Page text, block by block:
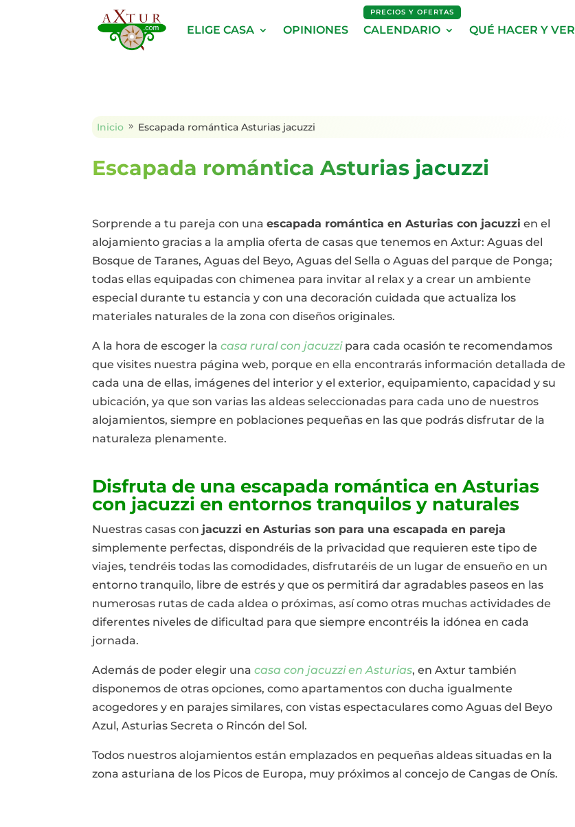
ELIGE CASA OPINIONES
PRECIOS Y OFERTAS
CALENDARIO QUÉ HACER Y VER
Inicio 9 Escapada romántica Asturias jacuzzi
Escapada romántica Asturias jacuzzi
Sorprende a tu pareja con unaescapada romántica en Asturias con jacuzzi en el
alojamiento gracias a la amplia oferta de casas que tenemos en Axtur: Aguas del
Bosque de Taranes, Aguas del Beyo, Aguas del Sella o Aguas del parque de Ponga;
todas ellas equipadas con chimenea para invitar al relax y a crear un ambiente
especial durante tu estancia y con una decoración cuidada que actualiza los
materiales naturales de la zona con diseños originales.
A la hora de escoger lacasa rural con jacuzzipara cada ocasión te recomendamos
que visites nuestra página web, porque en ella encontrarás información detallada de
cada una de ellas, imágenes del interior y el exterior, equipamiento, capacidad y su
ubicación, ya que son varias las aldeas seleccionadas para cada uno de nuestros
alojamientos, siempre en poblaciones pequeñas en las que podrás disfrutar de la
naturaleza plenamente.
Disfruta de una escapada romántica en Asturias
con jacuzzi en entornos tranquilos y naturales
Nuestras casas con jacuzzi en Asturias son para unaescapadaen pareja
simplemente perfectas, dispondréis de la privacidad que requieren este tipo de
viajes, tendréis todas las comodidades, disfrutaréis de un lugar de ensueño en un
entorno tranquilo, libre de estrés y que os permitirá dar agradables paseos en las
numerosas rutas de cada aldea o próximas, así como otras muchas actividades de
diferentes niveles de dificultad para que siempre encontréis la idónea en cada
jornada.
Además de poder elegir unacasa con jacuzzi en Asturias, en Axtur también
disponemos de otras opciones, como apartamentos con ducha igualmente
acogedores y en parajes similares, con vistas espectaculares como Aguas del Beyo
Azul, Asturias Secreta o Rincón del Sol.
Todos nuestros alojamientos están emplazados en pequeñas aldeas situadas en la
zona asturiana de los Picos de Europa, muy próximos al concejo de Cangas de Onís.